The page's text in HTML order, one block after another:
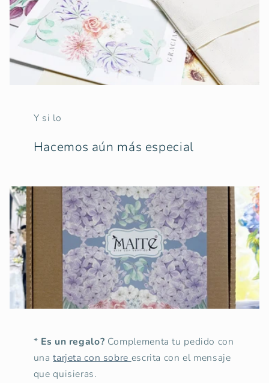
Y si lo
Hacemos aún más especial
* Es un regalo? Complementa tu pedido con
unatarjeta con sobre escrita con el mensaje
que quisieras.